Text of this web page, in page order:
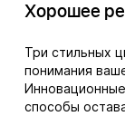
Хорошее
Три стильных
понимания
способы